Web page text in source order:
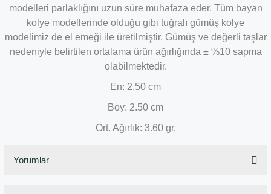
modelleri parlaklığını uzun süre muhafaza eder. Tüm bayan
kolye modellerinde olduğu gibi tuğralı gümüş kolye
modelimiz de el emeği ile üretilmiştir. Gümüş ve değerli taşlar
nedeniyle belirtilen ortalama ürün ağırlığında ± %10 sapma
olabilmektedir.
En: 2.50 cm
Boy: 2.50 cm
Ort. Ağırlık: 3.60 gr.
Yorumlar